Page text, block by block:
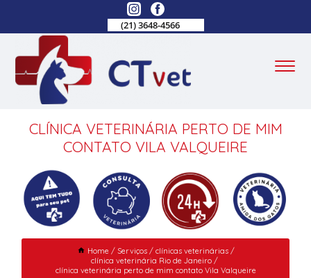
(21) 3648-4566
CLÍNICA VETERINÁRIA PERTO DE MIM
CONTATO VILA VALQUEIRE
Home Serviços
clínicas veterinárias
clínica veterinária Rio de Janeiro
clínica veterinária perto de mim contato Vila Valqueire